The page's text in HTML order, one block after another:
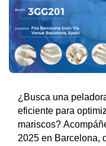
¿Busca una
eficiente para
mariscos?
2025 en Barcelona,